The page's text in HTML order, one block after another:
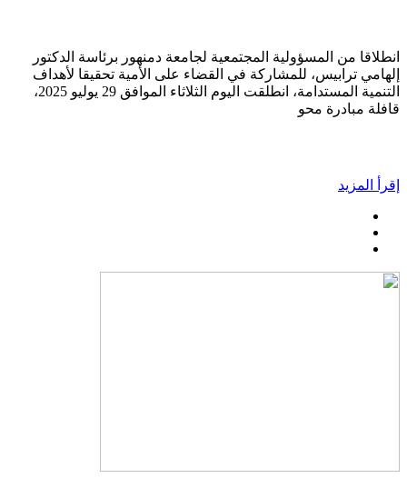
انطلاقا من المسؤولية المجتمعية لجامعة دمنهور برئاسة الدكتور
إلهامي ترابيس، للمشاركة في القضاء على الأمية تحقيقا لأهداف
التنمية المستدامة، انطلقت اليوم الثلاثاء الموافق 29 يوليو 2025،
قافلة مبادرة محو
إقرأ المزيد